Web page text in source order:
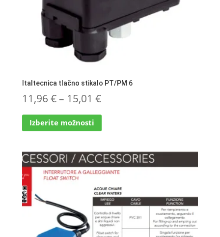
Italtecnica tlačno stikalo PT/PM 6
11,96 €– 15,01 €Cenovni
razpon:
od
11,96 €
do
15,01 €
Izberite možnosti
različic.
Možnosti
izberete
na
strani
izdelka